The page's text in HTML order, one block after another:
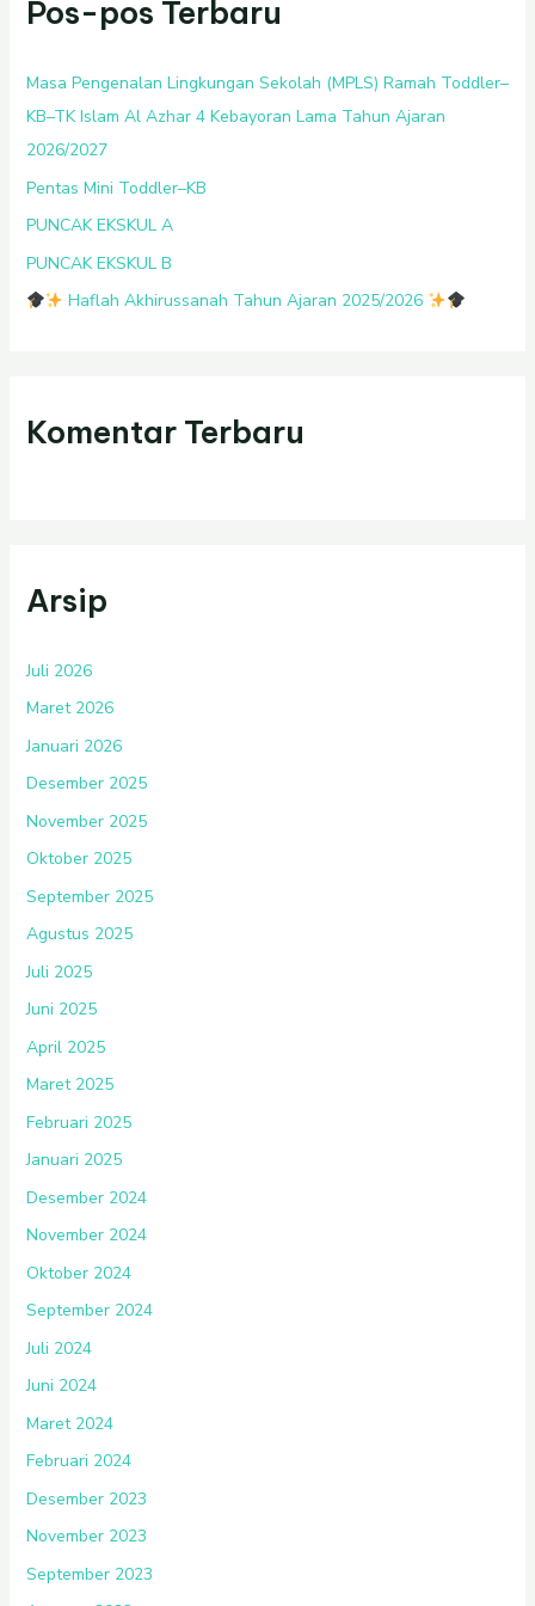
u
t
u
k
Pos-pos Terbaru
Masa Pengenalan Lingkungan Sekolah (MPLS) Ramah Toddler–
KB–TK Islam Al Azhar 4 Kebayoran Lama Tahun Ajaran
2026/2027
Pentas Mini Toddler–KB
PUNCAK EKSKUL A
PUNCAK EKSKUL B
Haflah Akhirussanah Tahun Ajaran 2025/2026
Komentar Terbaru
Arsip
Juli 2026
Maret 2026
Januari 2026
Desember 2025
November 2025
Oktober 2025
September 2025
Agustus 2025
Juli 2025
Juni 2025
April 2025
Maret 2025
Februari 2025
Januari 2025
Desember 2024
November 2024
Oktober 2024
September 2024
Juli 2024
Juni 2024
Maret 2024
Februari 2024
Desember 2023
November 2023
September 2023